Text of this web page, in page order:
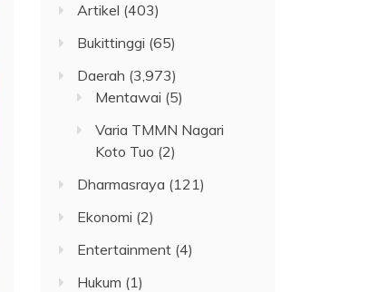
Artikel (403)
Bukittinggi (65)
Daerah (3,973)
Mentawai (5)
Varia TMMN Nagari
Koto Tuo (2)
Dharmasraya (121)
Ekonomi (2)
Entertainment (4)
Hukum (1)